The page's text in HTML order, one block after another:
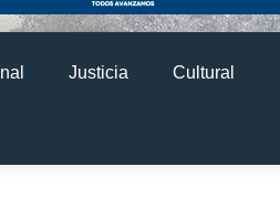
Justicia Cultural